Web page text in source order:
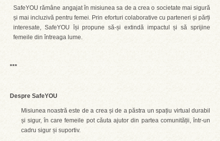
SafeYOU rămâne angajat în misiunea sa de a crea o societate mai sigură
și mai incluzivă pentru femei. Prin eforturi colaborative cu parteneri și părți
interesate, SafeYOU își propune să-și extindă impactul și să sprijine
femeile din întreaga lume.
***
Despre SafeYOU
Misiunea noastră este de a crea și de a păstra un spațiu virtual durabil
și sigur, în care femeile pot căuta ajutor din partea comunității, într-un
cadru sigur și suportiv.